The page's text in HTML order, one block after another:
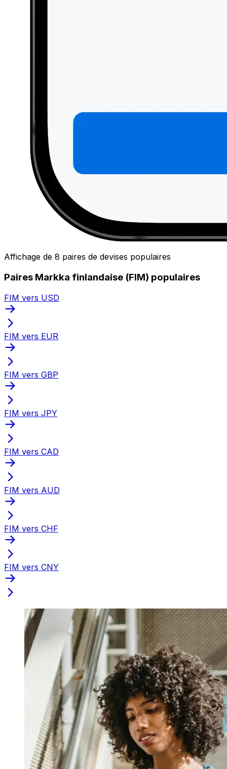
Affichage de 8 paires de devises populaires
Paires Markka finlandaise (FIM) populaires
FIM vers USD
FIM vers EUR
FIM vers GBP
FIM vers JPY
FIM vers CAD
FIM vers AUD
FIM vers CHF
FIM vers CNY